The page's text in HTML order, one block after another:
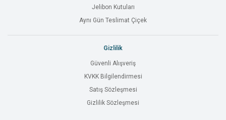
Jelibon Kutuları
Aynı Gün Teslimat Çiçek
Gizlilik
Güvenli Alışveriş
KVKK Bilgilendirmesi
Satış Sözleşmesi
Gizlilik Sözleşmesi